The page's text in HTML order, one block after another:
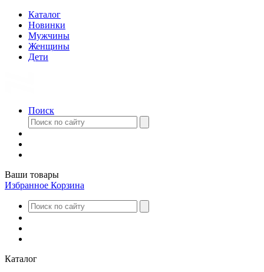
Каталог
Новинки
Мужчины
Женщины
Дети
Поиск
Ваши товары
Избранное Корзина
Каталог